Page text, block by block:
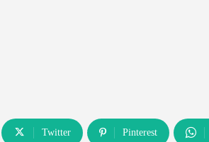
Twitter Pinterest